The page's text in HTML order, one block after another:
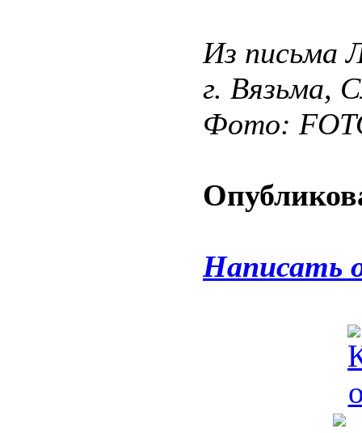
Из письма
г. Вязьма,
Фото:
Написать